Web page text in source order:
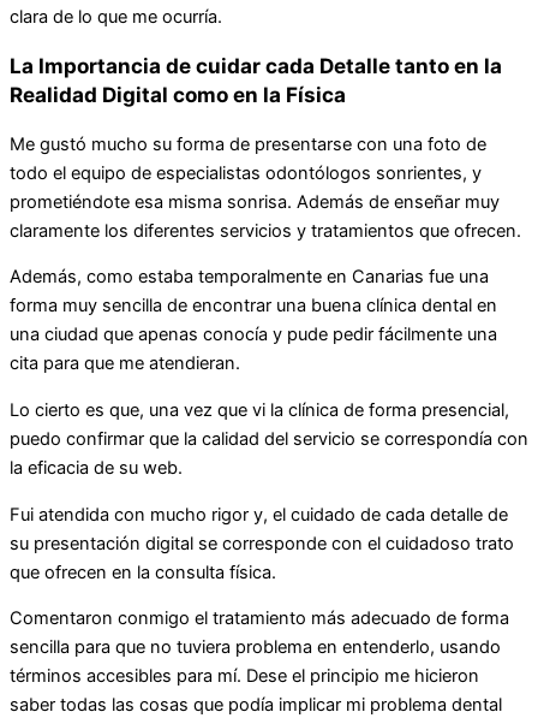
clara de lo que me ocurría.
La Importancia de cuidar cada Detalle tanto en la
Realidad Digital como en la Física
Me gustó mucho su forma de presentarse con una foto de
todo el equipo de especialistas odontólogos sonrientes, y
prometiéndote esa misma sonrisa. Además de enseñar muy
claramente los diferentes servicios y tratamientos que ofrecen.
Además, como estaba temporalmente en Canarias fue una
forma muy sencilla de encontrar una buena clínica dental en
una ciudad que apenas conocía y pude pedir fácilmente una
cita para que me atendieran.
Lo cierto es que, una vez que vi la clínica de forma presencial,
puedo confirmar que la calidad del servicio se correspondía con
la eficacia de su web.
Fui atendida con mucho rigor y, el cuidado de cada detalle de
su presentación digital se corresponde con el cuidadoso trato
que ofrecen en la consulta física.
Comentaron conmigo el tratamiento más adecuado de forma
sencilla para que no tuviera problema en entenderlo, usando
términos accesibles para mí. Dese el principio me hicieron
saber todas las cosas que podía implicar mi problema dental